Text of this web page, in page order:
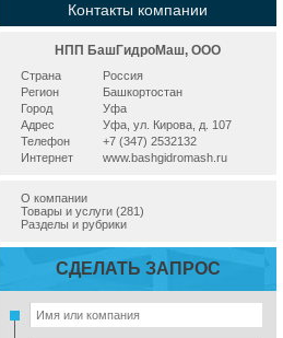
Контакты компании
НПП БашГидроМаш, ООО
Страна
Россия
Регион
Башкортостан
Город
Уфа
Адрес
Уфа, ул. Кирова, д. 107
Телефон
+7 (347) 2532132
Интернет
www.bashgidromash.ru
О компании
Товары и услуги (281)
Разделы и рубрики
СДЕЛАТЬ ЗАПРОС